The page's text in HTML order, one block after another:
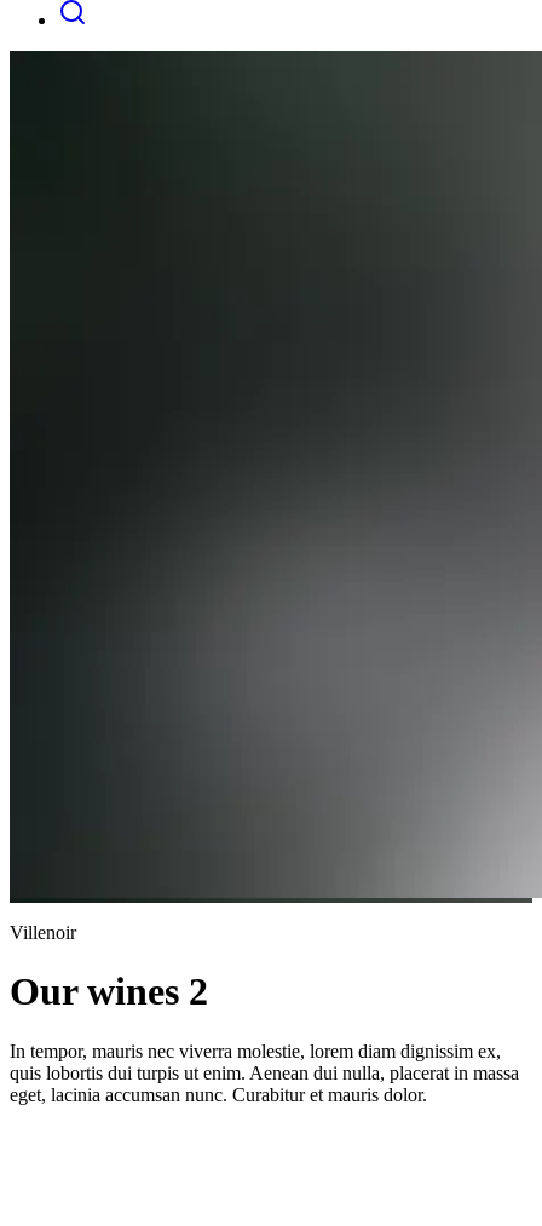
Villenoir
Our wines 2
In tempor, mauris nec viverra molestie, lorem diam dignissim ex,
quis lobortis dui turpis ut enim. Aenean dui nulla, placerat in massa
eget, lacinia accumsan nunc. Curabitur et mauris dolor.